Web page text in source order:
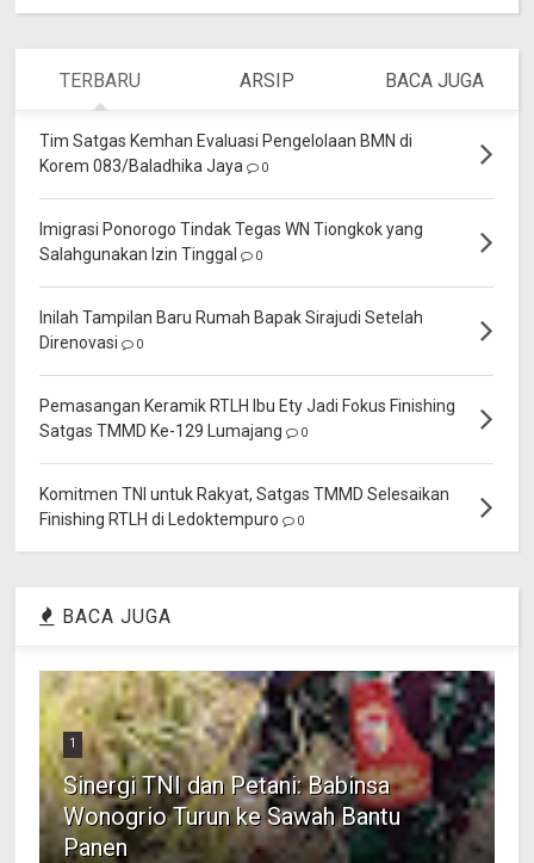
TERBARU ARSIP BACA JUGA
Tim Satgas Kemhan Evaluasi Pengelolaan BMN di
Korem 083/Baladhika Jaya
0
Imigrasi Ponorogo Tindak Tegas WN Tiongkok yang
Salahgunakan Izin Tinggal
0
Inilah Tampilan Baru Rumah Bapak Sirajudi Setelah
Direnovasi
0
Pemasangan Keramik RTLH Ibu Ety Jadi Fokus Finishing
Satgas TMMD Ke-129 Lumajang
0
Komitmen TNI untuk Rakyat, Satgas TMMD Selesaikan
Finishing RTLH di Ledoktempuro
0
BACA JUGA
1
Sinergi TNI dan Petani: Babinsa
Wonogrio Turun ke Sawah Bantu
Panen